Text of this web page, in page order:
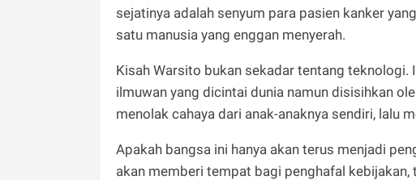
sejatinya adalah senyum para pasien kanker
satu manusia yang enggan menyerah.
Kisah Warsito bukan sekadar tentang teknologi.
ilmuwan yang dicintai dunia namun disisihkan
menolak cahaya dari anak-anaknya sendiri, lalu
Apakah bangsa ini hanya akan terus menjadi
akan memberi tempat bagi penghafal